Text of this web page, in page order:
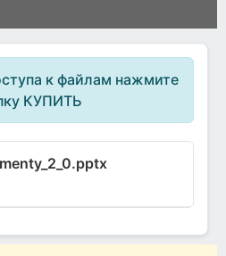
к файлам нажмите
КУПИТЬ